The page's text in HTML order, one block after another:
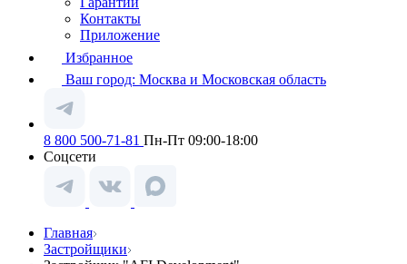
Контакты
Приложение
Избранное
Ваш город: Москва и Московская область
8 800 500-71-81 Пн-Пт 09:00-18:00
Соцсети
Главная
Застройщики